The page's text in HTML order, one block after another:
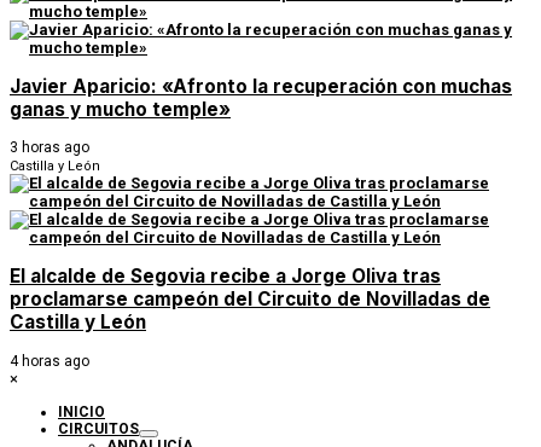
Javier Aparicio: «Afronto la recuperación con muchas
ganas y mucho temple»
3 horas ago
Castilla y León
El alcalde de Segovia recibe a Jorge Oliva tras
proclamarse campeón del Circuito de Novilladas de
Castilla y León
4 horas ago
×
INICIO
CIRCUITOS